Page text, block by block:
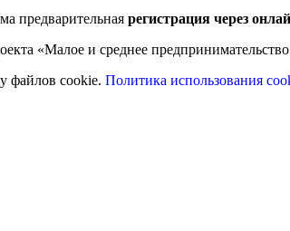
предварительная регистрация через
«Малое и среднее
файлов cookie. Политика использования